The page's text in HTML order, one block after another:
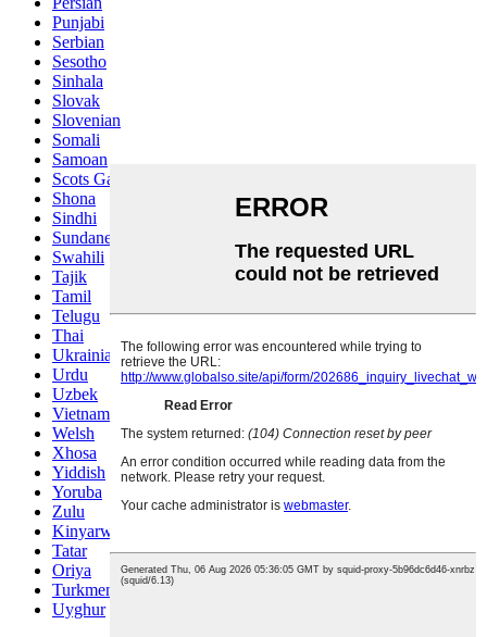
Punjabi
Serbian
Sesotho
Sinhala
Slovak
Slovenian
Somali
Samoan
Scots Gaelic
Shona
Sindhi
Sundanese
Swahili
Tajik
Tamil
Telugu
Thai
Ukrainian
Urdu
Uzbek
Vietnamese
Welsh
Xhosa
Yiddish
Yoruba
Zulu
Kinyarwanda
Tatar
Oriya
Turkmen
Uyghur